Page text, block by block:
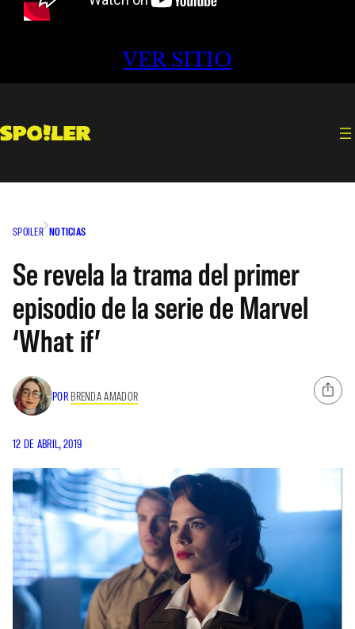
VER SITIO
SPOILER NOTICIAS
Se revela la trama del primer
episodio de la serie de Marvel
‘What if’
POR BRENDA AMADOR
12 DE ABRIL, 2019